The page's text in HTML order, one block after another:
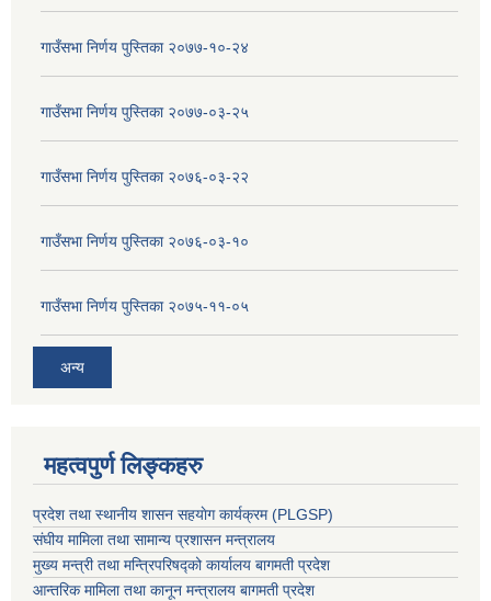
गाउँसभा निर्णय पुस्तिका २०७७-१०-२४
गाउँसभा निर्णय पुस्तिका २०७७-०३-२५
गाउँसभा निर्णय पुस्तिका २०७६-०३-२२
गाउँसभा निर्णय पुस्तिका २०७६-०३-१०
गाउँसभा निर्णय पुस्तिका २०७५-११-०५
अन्य
महत्वपुर्ण लिङ्कहरु
प्रदेश तथा स्थानीय शासन सहयाेग कार्यक्रम (PLGSP)
संघीय मामिला तथा सामान्य प्रशासन मन्त्रालय
मुख्य मन्त्री तथा मन्त्रिपरिषद्को कार्यालय बागमती प्रदेश
आन्तरिक मामिला तथा कानून मन्त्रालय बागमती प्रदेश